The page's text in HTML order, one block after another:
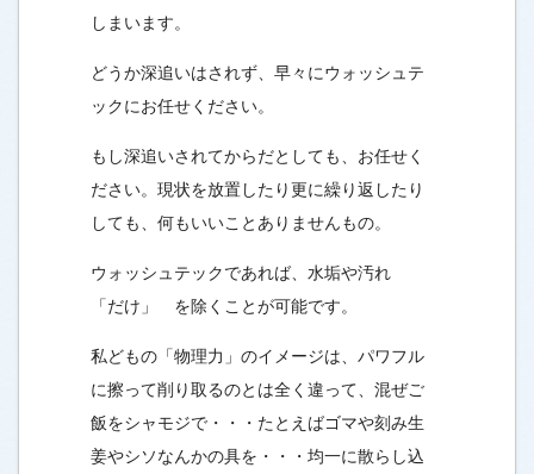
しまいます。
どうか深追いはされず、早々にウォッシュテ
ックにお任せください。
もし深追いされてからだとしても、お任せく
ださい。現状を放置したり更に繰り返したり
しても、何もいいことありませんもの。
ウォッシュテックであれば、水垢や汚れ
「だけ」 を除くことが可能です。
私どもの「物理力」のイメージは、パワフル
に擦って削り取るのとは全く違って、混ぜご
飯をシャモジで・・・たとえばゴマや刻み生
姜やシソなんかの具を・・・均一に散らし込